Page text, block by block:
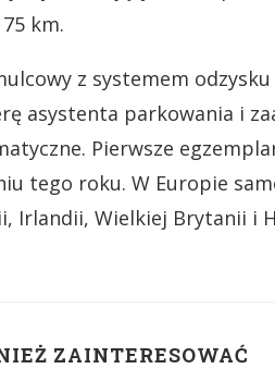
km.
z systemem
asystenta parkowania i
Pierwsze
tego roku. W Europie
Irlandii, Wielkiej Brytanii i
ZAINTERESOWAĆ